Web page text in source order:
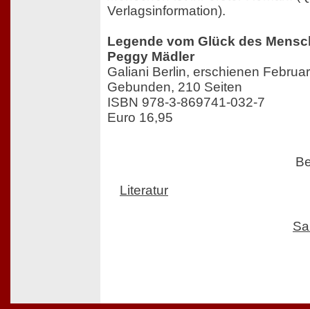
Verlagsinformation).
Legende vom Glück des
Peggy Mädler
Galiani Berlin, erschienen
Gebunden, 210 Seiten
ISBN 978-3-869741-032-7
Euro 16,95
Literatur